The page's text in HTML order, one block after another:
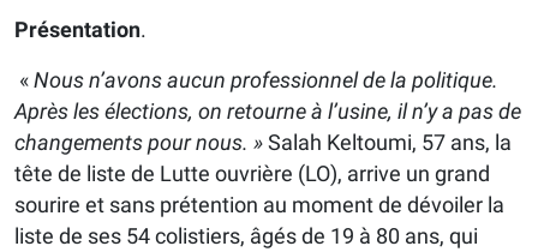
Présentation.
«Nous n’avons aucun professionnel de la politique.
Après les élections, on retourne à l’usine, il n’y a pas de
changements pour nous. »Salah Keltoumi, 57 ans, la
tête de liste de Lutte ouvrière (LO), arrive un grand
sourire et sans prétention au moment de dévoiler la
liste de ses 54 colistiers, âgés de 19 à 80 ans, qui